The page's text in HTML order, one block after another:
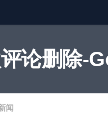
论删除-
闻